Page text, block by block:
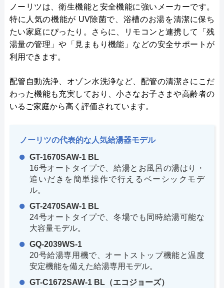
ノーリツは、衛生機能と安全機能に強いメーカーです。
特に人気の機能が UV除菌で、浴槽のお湯を清潔に保ち
たい家庭にぴったり。さらに、リモコンと連携して「残
湯量の管理」や「見まもり機能」などの安全サポートが
利用できます。
配管自動洗浄、オゾン水洗浄など、配管の清潔さにこだ
わった機能も充実しており、小さなお子さまや高齢者の
いるご家庭から高く評価されています。
ノーリツの代表的な人気給湯器モデル
GT-1670SAW-1 BL
16号オートタイプで、給湯とお風呂の湯はり・
追いだきを簡単操作で行えるベーシックモデ
ル。
GT-2470SAW-1 BL
24号オートタイプで、冬場でも同時給湯可能な
大容量モデル。
GQ-2039WS-1
20号給湯専用機で、オートストップ機能と温度
安定機能を備えた給湯専用モデル。
GT-C1672SAW-1 BL（エコジョーズ）